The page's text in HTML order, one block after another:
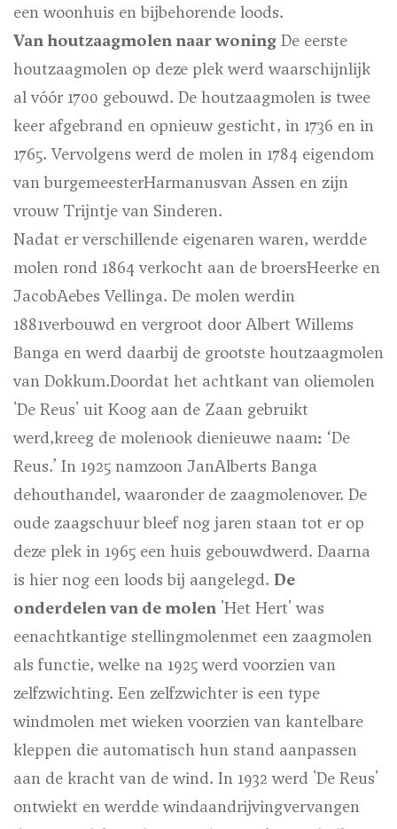
een woonhuis en bijbehorende loods.
Van houtzaagmolen naar woning De eerste
houtzaagmolen op deze plek werd waarschijnlijk
al vóór 1700 gebouwd. De houtzaagmolen is twee
keer afgebrand en opnieuw gesticht, in 1736 en in
1765. Vervolgens werd de molen in 1784 eigendom
van burgemeesterHarmanusvan Assen en zijn
vrouw Trijntje van Sinderen.
Nadat er verschillende eigenaren waren, werdde
molen rond 1864 verkocht aan de broersHeerke en
JacobAebes Vellinga. De molen werdin
1881verbouwd en vergroot door Albert Willems
Banga en werd daarbij de grootste houtzaagmolen
van Dokkum.Doordat het achtkant van oliemolen
'De Reus' uit Koog aan de Zaan gebruikt
werd,kreeg de molenook dienieuwe naam: ‘De
Reus.’ In 1925 namzoon JanAlberts Banga
dehouthandel, waaronder de zaagmolenover. De
oude zaagschuur bleef nog jaren staan tot er op
deze plek in 1965 een huis gebouwdwerd. Daarna
is hier nog een loods bij aangelegd. De
onderdelen van de molen 'Het Hert' was
eenachtkantige stellingmolenmet een zaagmolen
als functie, welke na 1925 werd voorzien van
zelfzwichting. Een zelfzwichter is een type
windmolen met wieken voorzien van kantelbare
kleppen die automatisch hun stand aanpassen
aan de kracht van de wind. In 1932 werd 'De Reus'
ontwiekt en werdde windaandrijvingvervangen